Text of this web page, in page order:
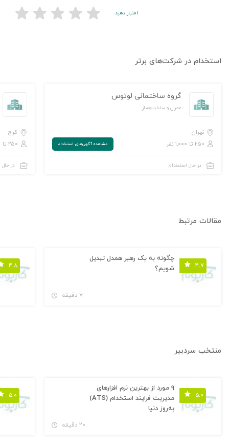
امتیاز دهید
استخدام در شرکت‌های برتر
گروه ساختمانی لوتوس
عمران و ساخت‌وساز
تهران
۲۵۰ تا ۱,۰۰۰ نفر
مشاهده‌ آگهی‌های استخدام
در حال استخدام
کرج
۲۵۰ تا ۱,۰۰۰ نفر
در
مقالات مرتبط
۴.۷
چگونه به یک رهبر همدل تبدیل
شویم؟
۷ دقیقه
۴.۸
منتخب سردبیر
۵.۰
۹ مورد از بهترین نرم افزارهای
مدیریت فرایند استخدام (ATS)
به‌روز دنیا
۲۰ دقیقه
۵.۰